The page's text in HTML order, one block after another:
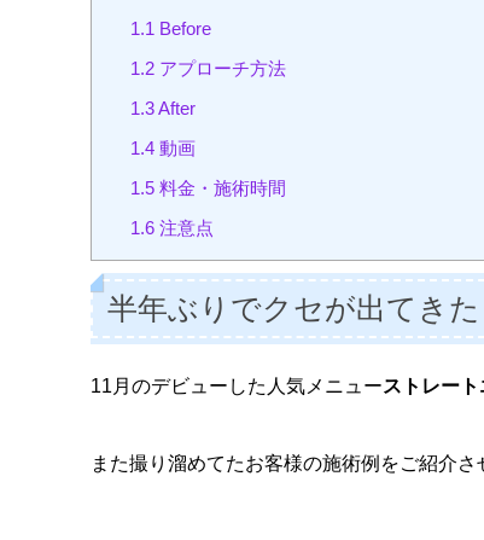
1.1 Before
1.2 アプローチ方法
1.3After
1.4 動画
1.5 料金・施術時間
1.6 注意点
半年ぶりでクセが出てき
11月のデビューした人気メニューストレー
また撮り溜めてたお客様の施術例をご紹介さ